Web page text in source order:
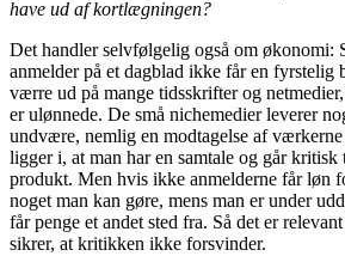
have ud af kortlægningen?
Det handler selvfølgelig også om økonomi:
anmelder på et dagblad ikke får en fyrstelig
værre ud på mange tidsskrifter og
er ulønnede. De små nichemedier leverer
undvære, nemlig en modtagelse af
ligger i, at man har en samtale og går
produkt. Men hvis ikke anmelderne får løn
noget man kan gøre, mens man er under
får penge et andet sted fra. Så det er
sikrer, at kritikken ikke forsvinder.